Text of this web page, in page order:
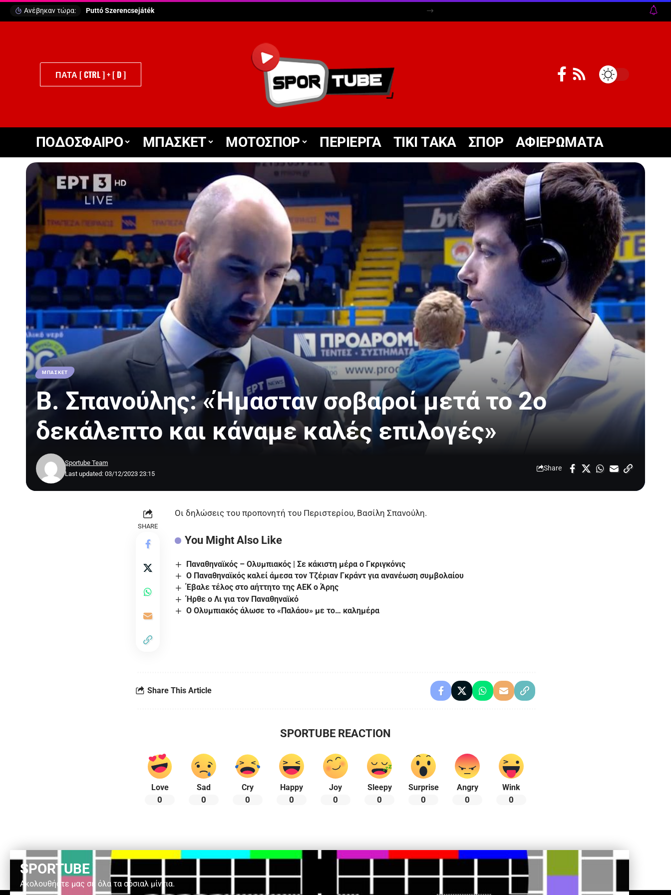
Ανέβηκαν τώρα: Puttó Szerencsejáték
ΠΑΤΑ [ CTRL ] + [ D ]
ΠΟΔΟΣΦΑΙΡΟ ΜΠΑΣΚΕΤ ΜΟΤΟΣΠΟΡ ΠΕΡΙΕΡΓΑ TIKΙ TΑΚΑ ΣΠΟΡ ΑΦΙΕΡΩΜΑΤΑ
ΜΠΑΣΚΕΤ
Β. Σπανούλης: «Ήμασταν σοβαροί μετά το 2ο
δεκάλεπτο και κάναμε καλές επιλογές»
Last updated: 03/12/2023 23:15
Sportube Team
Share
SHARE
Οι δηλώσεις του προπονητή του Περιστερίου, Βασίλη Σπανούλη.
You Might Also Like
Παναθηναϊκός – Ολυμπιακός | Σε κάκιστη μέρα ο Γκριγκόνις
Ο Παναθηναϊκός καλεί άμεσα τον Τζέριαν Γκράντ για ανανέωση συμβολαίου
Έβαλε τέλος στο αήττητο της ΑΕΚ ο Άρης
Ήρθε ο Λι για τον Παναθηναϊκό
Ο Ολυμπιακός άλωσε το «Παλάου» με το… καλημέρα
Share This Article
SPORTUBE REACTION
Love
0
Sad
0
Cry
0
Happy
0
Joy
0
Sleepy
0
Surprise
0
Angry
0
Wink
0
SPORTUBE
Ακολουθήστε μας σε όλα τα σόσιαλ μίντια.